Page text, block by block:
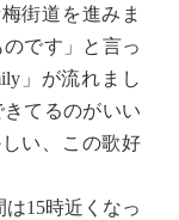
街道を進みま
です」と言っ
」が流れまし
てるのがいい
い、この歌好
15時近くなっ